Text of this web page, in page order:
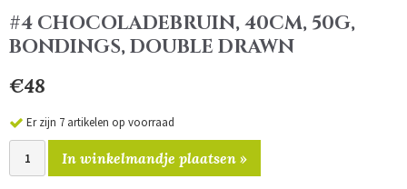
#4 CHOCOLADEBRUIN, 40CM, 50G,
BONDINGS, DOUBLE DRAWN
€48
Er zijn 7 artikelen op voorraad
In winkelmandje plaatsen »